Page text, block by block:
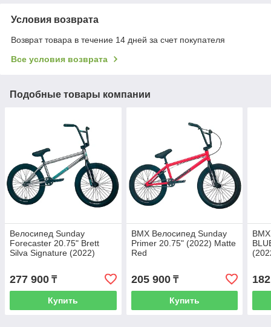
Условия возврата
Возврат товара в течение 14 дней за счет покупателя
Все условия возврата
Подобные товары компании
Велосипед Sunday
Forecaster 20.75" Brett
Silva Signature (2022)
277 900 ₸
Купить
BMX Велосипед Sunday
Primer 20.75" (2022) Matte
Red
205 900₸
Купить